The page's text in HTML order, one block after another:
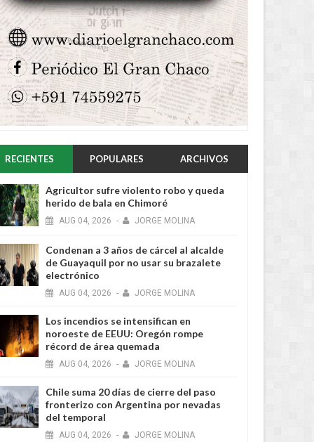
RECIENTES POPULARES ARCHIVOS
Agricultor sufre violento robo y queda
herido de bala en Chimoré
AUG 04, 2026 - JORGE MOLINA
Condenan a 3 años de cárcel al alcalde
de Guayaquil por no usar su brazalete
electrónico
AUG 04, 2026 - JORGE MOLINA
Los incendios se intensifican en
noroeste de EEUU: Oregón rompe
récord de área quemada
AUG 04, 2026 - JORGE MOLINA
Chile suma 20 días de cierre del paso
fronterizo con Argentina por nevadas
del temporal
AUG 04, 2026 - JORGE MOLINA